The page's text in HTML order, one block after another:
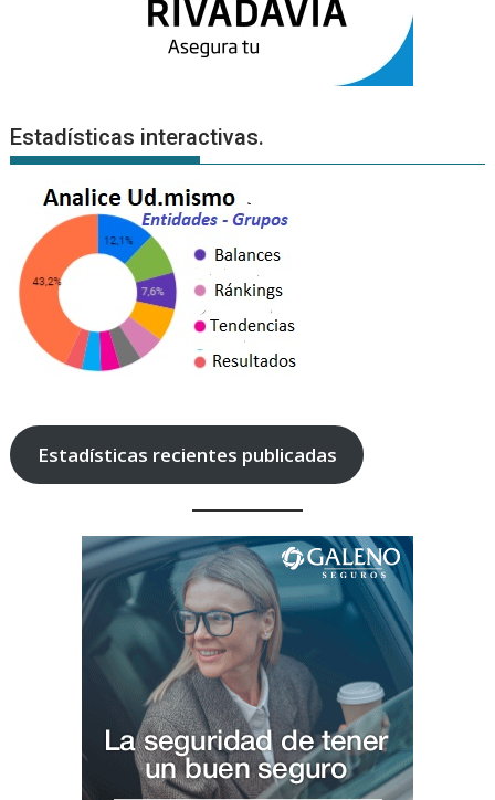
Estadísticas interactivas.
Estadísticas recientes publicadas